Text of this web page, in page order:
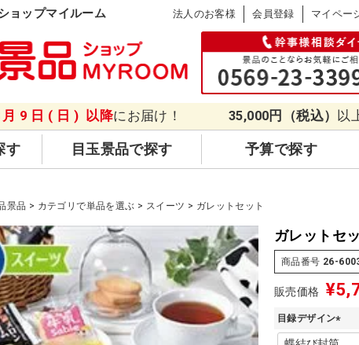
ョップマイルーム 法人のお客様 会員登録 マイペー
9日(日) 以降にお届け！ 35,000円（税込） 以
す 目玉景品で探す 予算で探す
景品 カテゴリで単品を選ぶ スイーツ ガレットセット
ガレットセ
商品番号 26-
販売価格 ¥
目録デザイン
(